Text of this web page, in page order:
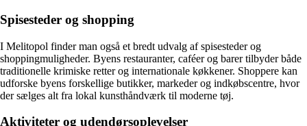
Spisesteder og shopping
I Melitopol finder man også et bredt udvalg af spisesteder og
shoppingmuligheder. Byens restauranter, caféer og barer tilbyder både
traditionelle krimiske retter og internationale køkkener. Shoppere kan
udforske byens forskellige butikker, markeder og indkøbscentre, hvor
der sælges alt fra lokal kunsthåndværk til moderne tøj.
Aktiviteter og udendørsoplevelser